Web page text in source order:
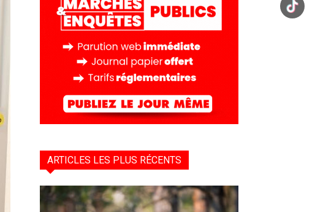
ARTICLES LES PLUS RÉCENTS